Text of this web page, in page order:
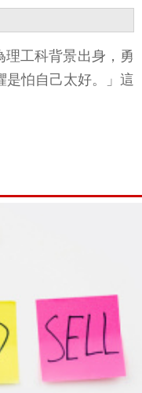
工科背景出身，勇
怕自己太好。」這